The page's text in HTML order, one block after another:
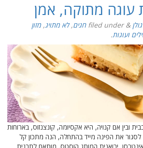
מתוקה, אמן
&
filed under חגים,לא מתויג, מזון
ועוגות.
ובין אם קנויה, היא אקסיומה, קונצנזוס, בארוחות
את הפינה מייד בהתחלה, הנה מתכון קל
יבואנית המותג הוסטס, מותאם לתבנית